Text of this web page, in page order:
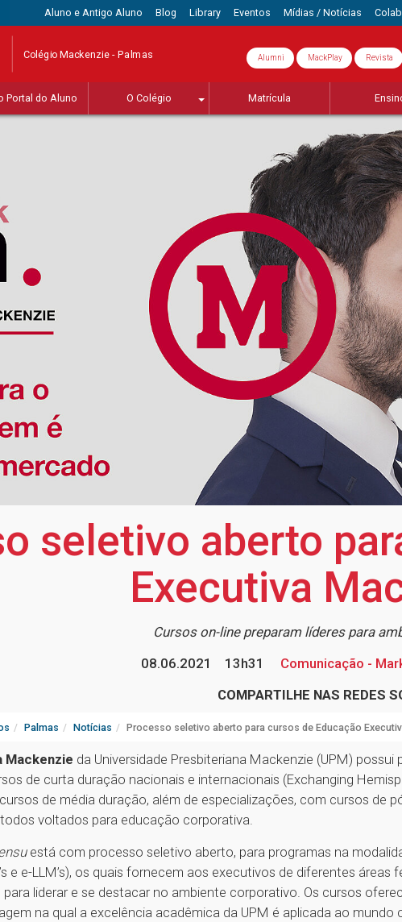
Aluno e Antigo Aluno Blog Library Eventos Mídias / Notícias
Colégio Mackenzie - Palmas Alumni MackPlay Revista
Portal do Aluno O Colégio Matrícula
seletivo aberto
Executiva
Cursos on-line preparam líderes para
08.06.2021
13h31
Comunicação -
COMPARTILHE NAS REDES
Palmas Notícias Processo seletivo aberto para cursos de Educação
Mackenzie da Universidade Presbiteriana Mackenzie (UPM) possui
de curta duração nacionais e internacionais (Exchanging
de média duração, além de especializações, com cursos de
voltados para educação corporativa.
está com processo seletivo aberto, para programas na
e e-LLM’s), os quais fornecem aos executivos de diferentes áreas
liderar e se destacar no ambiente corporativo. Os cursos
na qual a excelência acadêmica da UPM é aplicada ao mundo